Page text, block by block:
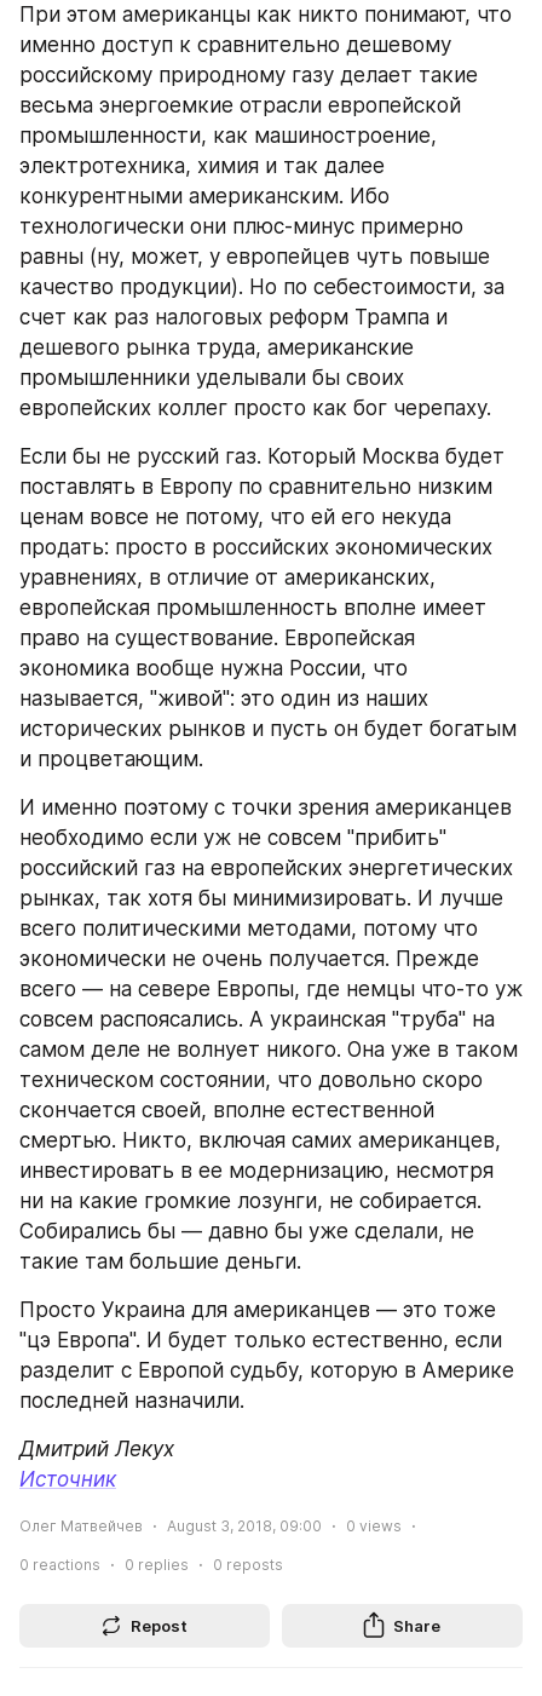
При этом американцы как никто понимают, что
именно доступ к сравнительно дешевому
российскому природному газу делает такие
весьма энергоемкие отрасли европейской
промышленности, как машиностроение,
электротехника, химия и так далее
конкурентными американским. Ибо
технологически они плюс-минус примерно
равны (ну, может, у европейцев чуть повыше
качество продукции). Но по себестоимости, за
счет как раз налоговых реформ Трампа и
дешевого рынка труда, американские
промышленники уделывали бы своих
европейских коллег просто как бог черепаху.
Если бы не русский газ. Который Москва будет
поставлять в Европу по сравнительно низким
ценам вовсе не потому, что ей его некуда
продать: просто в российских экономических
уравнениях, в отличие от американских,
европейская промышленность вполне имеет
право на существование. Европейская
экономика вообще нужна России, что
называется, "живой": это один из наших
исторических рынков и пусть он будет богатым
и процветающим.
И именно поэтому с точки зрения американцев
необходимо если уж не совсем "прибить"
российский газ на европейских энергетических
рынках, так хотя бы минимизировать. И лучше
всего политическими методами, потому что
экономически не очень получается. Прежде
всего — на севере Европы, где немцы что-то уж
совсем распоясались. А украинская "труба" на
самом деле не волнует никого. Она уже в таком
техническом состоянии, что довольно скоро
скончается своей, вполне естественной
смертью. Никто, включая самих американцев,
инвестировать в ее модернизацию, несмотря
ни на какие громкие лозунги, не собирается.
Собирались бы — давно бы уже сделали, не
такие там большие деньги.
Просто Украина для американцев — это тоже
"цэ Европа". И будет только естественно, если
разделит с Европой судьбу, которую в Америке
последней назначили.
Дмитрий Лекух
Источник
Олег Матвейчев August 3, 2018, 09:00 0 views
0 reactions 0 replies 0 reposts
Repost Share